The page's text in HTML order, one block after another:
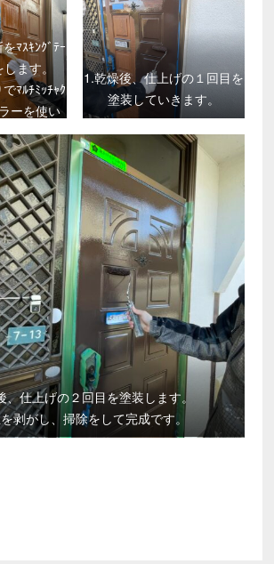
ﾏｽｷﾝｸﾞﾃｰ
します。
ﾏﾙﾁﾐｯﾁｬｸ
ーを使い
。
1.乾燥後、仕上げの１回目を
塗装していきます。
、仕上げの２回目を塗装します。
剥がし、掃除をして完成です。